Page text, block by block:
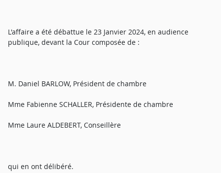
L'affaire a été débattue le 23 Janvier 2024, en audience
publique, devant la Cour composée de :
M. Daniel BARLOW, Président de chambre
Mme Fabienne SCHALLER, Présidente de chambre
Mme Laure ALDEBERT, Conseillère
qui en ont délibéré.